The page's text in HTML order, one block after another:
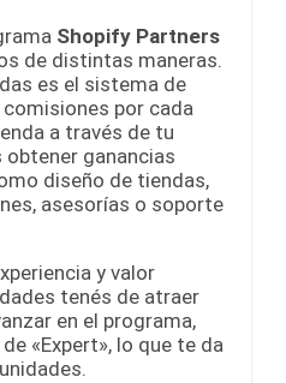
Shopify Partners
de distintas maneras.
es el sistema de
por cada
a través de tu
obtener ganancias
diseño de tiendas,
asesorías o soporte
y valor
tenés de atraer
en el programa,
«Expert», lo que te da